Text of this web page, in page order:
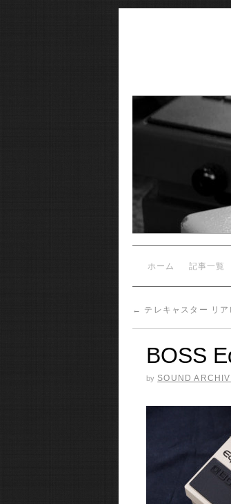
ホーム 記事一覧
← テレキャスター リ
BOSS
by SOUND